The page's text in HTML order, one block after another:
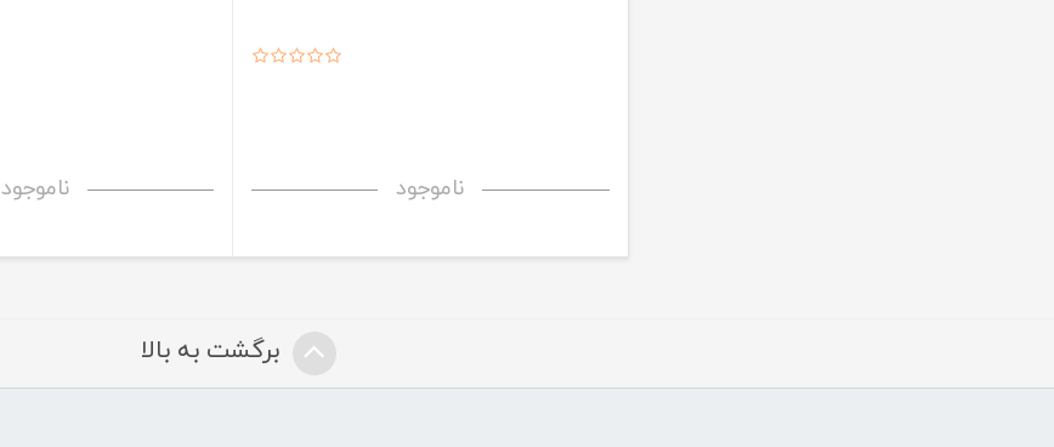
ناموجود ناموجود
برگشت به بالا